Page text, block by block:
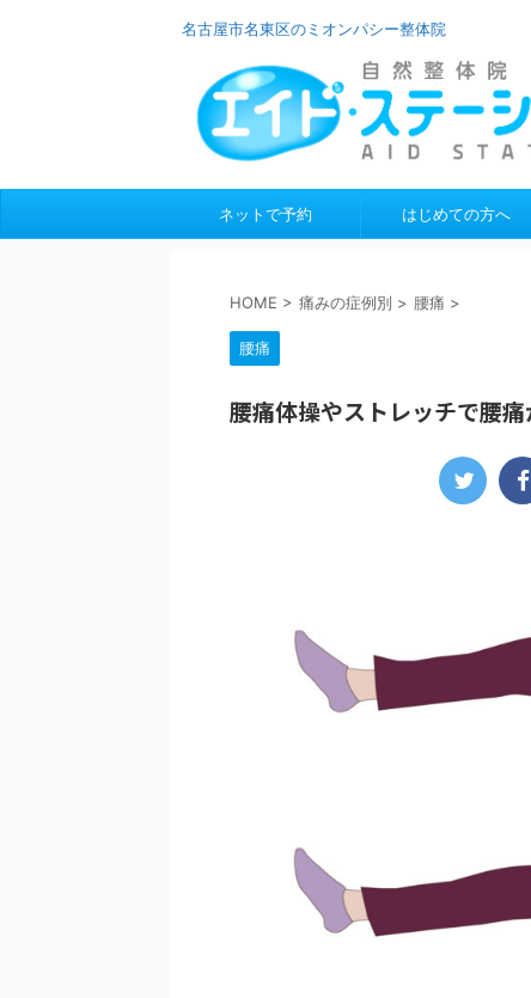
名古屋市名東区のミオンパシー整体院
ネットで予約 はじめての方へ
HOME > 痛みの症例別 > 腰痛 >
腰痛
腰痛体操やストレッチで腰